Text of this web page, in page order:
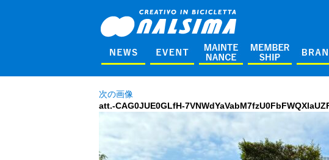
次の画像
att.-CAG0JUE0GLfH-